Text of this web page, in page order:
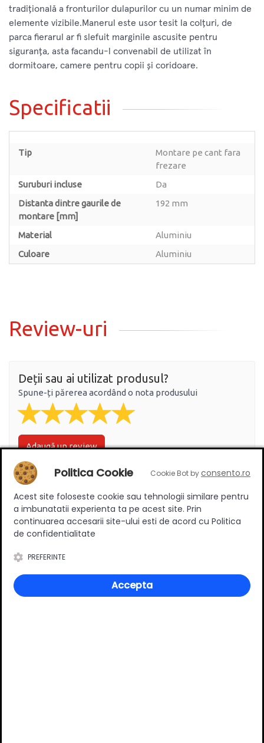
tradițională a fronturilor dulapurilor cu un numar minim de
elemente vizibile.Manerul este usor tesit la colțuri, de
parca fierarul ar fi slefuit marginile ascusite pentru
siguranța, asta facandu-l convenabil de utilizat în
dormitoare, camere pentru copii și coridoare.
Specificatii
Tip
Montare pe cant fara
frezare
Suruburi incluse
Da
Distanta dintre gaurile de
montare [mm]
192 mm
Material
Aluminiu
Culoare
Aluminiu
Review-uri
Deții sau ai utilizat produsul?
Spune-ți părerea acordând o nota produsului
Adaugă un review
Ratingul general al produsului
0 (0 review-uri)
Politica Cookie Cookie Bot byconsento.ro
Acest site foloseste cookie sau tehnologii similare pentru
a imbunatatii experienta ta pe acest site. Prin
continuarea accesarii site-ului esti de acord cu Politica
de confidentialitate
PREFERINTE
Accepta